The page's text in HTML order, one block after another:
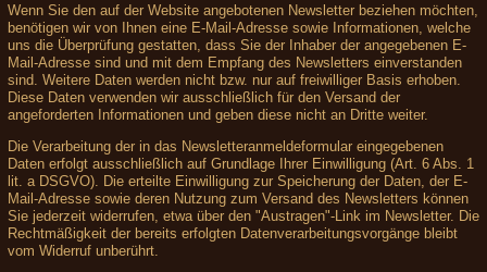
Wenn Sie den auf der Website angebotenen Newsletter beziehen möchten,
benötigen wir von Ihnen eine E-Mail-Adresse sowie Informationen, welche
uns die Überprüfung gestatten, dass Sie der Inhaber der angegebenen E-
Mail-Adresse sind und mit dem Empfang des Newsletters einverstanden
sind. Weitere Daten werden nicht bzw. nur auf freiwilliger Basis erhoben.
Diese Daten verwenden wir ausschließlich für den Versand der
angeforderten Informationen und geben diese nicht an Dritte weiter.
Die Verarbeitung der in das Newsletteranmeldeformular eingegebenen
Daten erfolgt ausschließlich auf Grundlage Ihrer Einwilligung (Art. 6 Abs. 1
lit. a DSGVO). Die erteilte Einwilligung zur Speicherung der Daten, der E-
Mail-Adresse sowie deren Nutzung zum Versand des Newsletters können
Sie jederzeit widerrufen, etwa über den "Austragen"-Link im Newsletter. Die
Rechtmäßigkeit der bereits erfolgten Datenverarbeitungsvorgänge bleibt
vom Widerruf unberührt.